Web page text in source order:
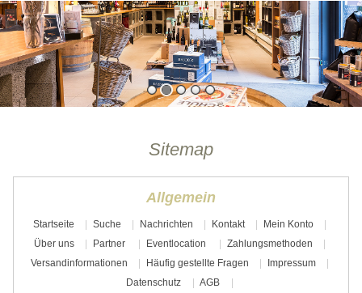
Sitemap
Allgemein
Startseite Suche Nachrichten Kontakt
Mein Konto
Über uns
Partner Eventlocation
Zahlungsmethoden
Versandinformationen
Häufig gestellte Fragen
Impressum
Datenschutz
AGB